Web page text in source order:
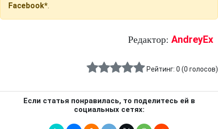
Facebook*.
Редактор: AndreyEx
Рейтинг: 0 (0 голосов)
Если статья понравилась, то поделитесь ей в
социальных сетях: